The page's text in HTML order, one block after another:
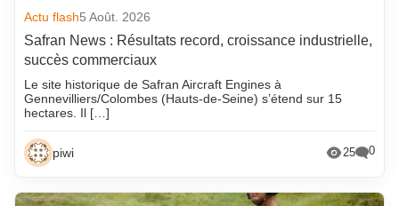
Actu flash5 Août. 2026
Safran News : Résultats record, croissance industrielle,
succès commerciaux
Le site historique de Safran Aircraft Engines à
Gennevilliers/Colombes (Hauts-de-Seine) s’étend sur 15
hectares. Il […]
piwi 25 0